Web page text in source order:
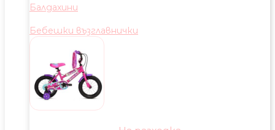
Балдахини
Бебешки възглавнички